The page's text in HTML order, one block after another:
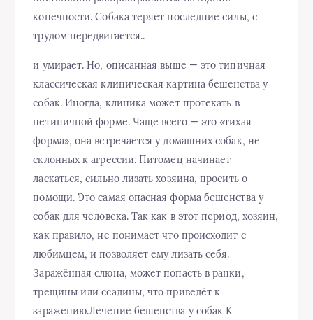
конечности. Собака теряет последние силы, с
трудом передвигается..
и умирает. Но, описанная выше — это типичная
классическая клиническая картина бешенства у
собак. Иногда, клиника может протекать в
нетипичной форме. Чаще всего — это «тихая
форма», она встречается у домашних собак, не
склонных к агрессии. Питомец начинает
ласкаться, сильно лизать хозяина, просить о
помощи. Это самая опасная форма бешенства у
собак для человека. Так как в этот период, хозяин,
как правило, не понимает что происходит с
любимцем, и позволяет ему лизать себя.
Заражённая слюна, может попасть в ранки,
трещины или ссадины, что приведёт к
заражению.Лечение бешенства у собак К